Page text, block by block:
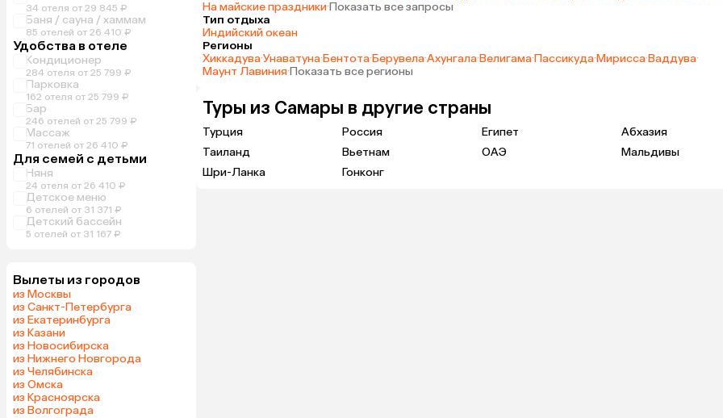
34 отеля от 29 845 ₽
Баня / сауна / хаммам
85 отелей от 26 410 ₽
Удобства в отеле
Кондиционер
284 отеля от 25 799 ₽
Парковка
162 отеля от 25 799 ₽
Бар
246 отелей от 25 799 ₽
Массаж
71 отелей от 26 410 ₽
Для семей с детьми
Няня
24 отеля от 26 410 ₽
Детское меню
6 отелей от 31 371 ₽
Детский бассейн
5 отелей от 31 167 ₽
Вылеты из городов
из Москвы
из Санкт-Петербурга
из Екатеринбурга
из Казани
из Новосибирска
из Нижнего Новгорода
из Челябинска
из Омска
из Красноярска
из Волгограда
На майские праздники·Показать все запросы
Тип отдыха
Индийский океан
Регионы
Хиккадува·Унаватуна·Бентота·Берувела·Ахунгала·Велигама·Пассикуда·Мирисса·Ваддува·
Маунт Лавиния·Показать все регионы
Туры из Самары в другие страны
Турция Россия Египет
Абхазия
Таиланд
Вьетнам ОАЭ
Мальдивы
Шри-Ланка
Гонконг